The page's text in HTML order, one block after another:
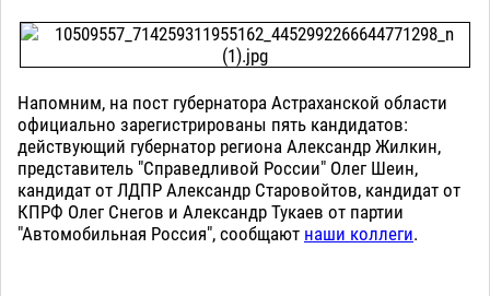
Напомним, на пост губернатора Астраханской области
официально зарегистрированы пять кандидатов:
действующий губернатор региона Александр Жилкин,
представитель "Справедливой России" Олег Шеин,
кандидат от ЛДПР Александр Старовойтов, кандидат от
КПРФ Олег Снегов и Александр Тукаев от партии
"Автомобильная Россия", сообщают наши коллеги.